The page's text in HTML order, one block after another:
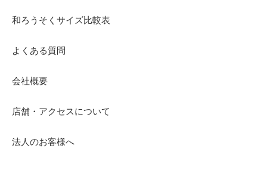
和ろうそくサイズ比較表
よくある質問
会社概要
店舗・アクセスについて
法人のお客様へ